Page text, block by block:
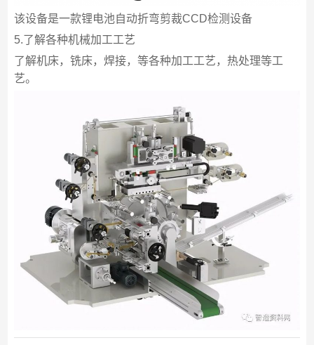
该设备是一款锂电池自动折弯剪裁CCD检测设备
5.了解各种机械加工工艺
了解机床，铣床，焊接，等各种加工工艺，热处理等工
艺。